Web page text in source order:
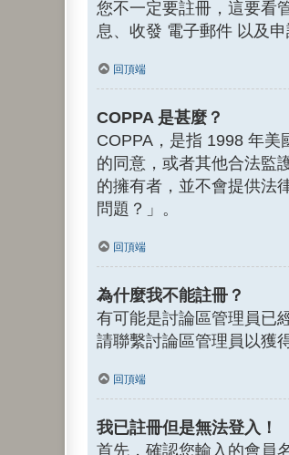
您不一定要註冊，這要看
息、收發 電子郵件 以及
回頂端
COPPA 是甚麼？
COPPA，是指 1998 年
的同意，或者其他合法監
的擁有者，並不會提供法
問題？」。
回頂端
為什麼我不能註冊？
有可能是討論區管理員已
請聯繫討論區管理員以獲
回頂端
我已註冊但是無法登入！
首先，確認您輸入的會員